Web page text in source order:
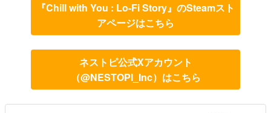
『Chill with You : Lo-Fi Story』のSteamスト
アページはこちら
ネストピ公式Xアカウント
（@NESTOPI_Inc）はこちら